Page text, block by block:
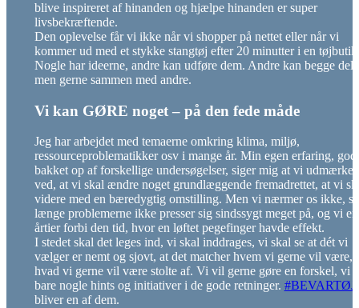
blive inspireret af hinanden og hjælpe hinanden er super
livsbekræftende.
Den oplevelse får vi ikke når vi shopper på nettet eller når vi
kommer ud med et stykke stangtøj efter 20 minutter i en
Nogle har ideerne, andre kan udføre dem. Andre kan begge
men gerne sammen med andre.
Vi kan GØRE noget – på den fede måde
Jeg har arbejdet med temaerne omkring klima, miljø,
ressourceproblematikker osv i mange år. Min egen erfaring, godt
bakket op af forskellige undersøgelser, siger mig at vi udmærket
ved, at vi skal ændre noget grundlæggende fremadrettet, at vi
videre med en bæredygtig omstilling. Men vi nærmer os ikke, så
længe problemerne ikke presser sig sindssygt meget på, og vi er
årtier forbi den tid, hvor en løftet pegefinger havde effekt.
I stedet skal det leges ind, vi skal inddrages, vi skal se at dét vi
vælger er nemt og sjovt, at det matcher hvem vi gerne vil være,
hvad vi gerne vil være stolte af. Vi vil gerne gøre en forskel, vi
bare nogle hints og initiativer i de gode retninger.
bliver en af dem.